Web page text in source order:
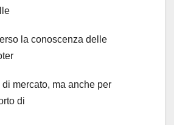
la conoscenza delle
mercato, ma anche per
di